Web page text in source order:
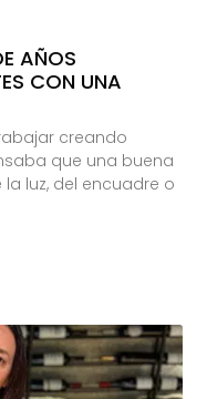
AÑOS
CON UNA
creando
que una buena
luz, del encuadre o